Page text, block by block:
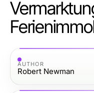
AUTHOR
Robert Newman